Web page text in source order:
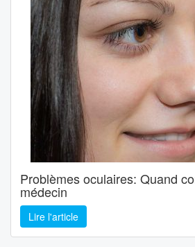
Problèmes oculaires: Quand
médecin
Lire l'article